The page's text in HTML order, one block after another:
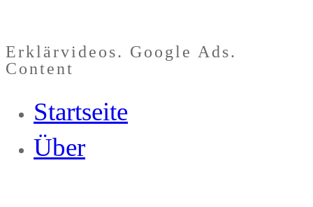
Erklärvideos. Google Ads.
Content
Startseite
Über